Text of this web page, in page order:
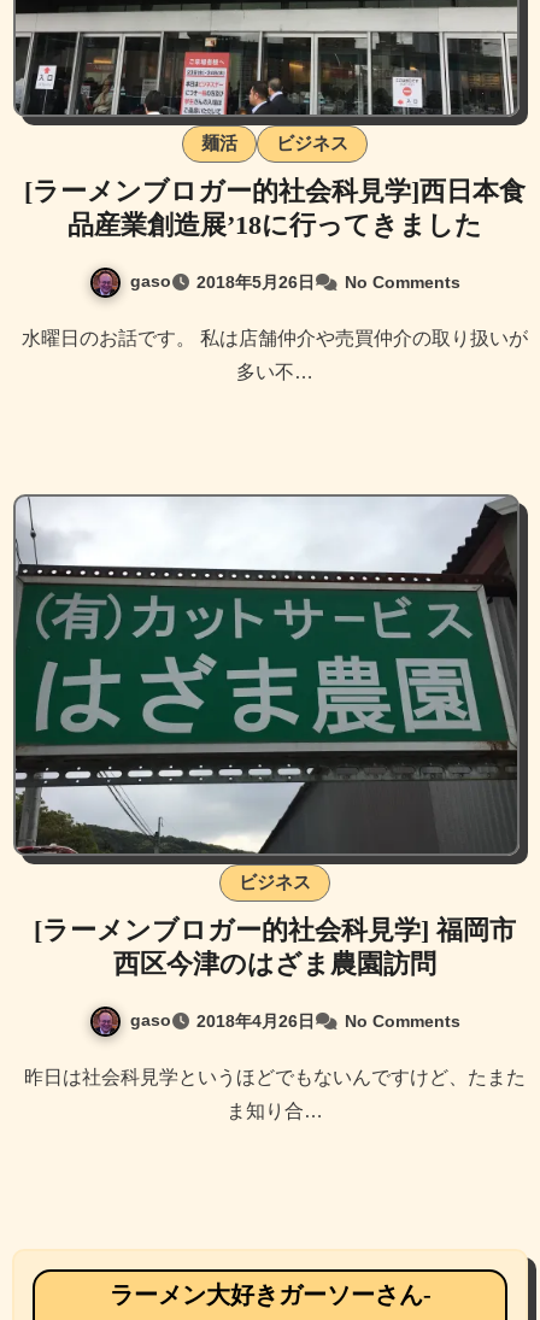
麺活 ビジネス
[ラーメンブロガー的社会科見学]西日本食
品産業創造展’18に行ってきました
gaso 2018年5月26日 No Comments
水曜日のお話です。 私は店舗仲介や売買仲介の取り扱いが
多い不…
ビジネス
[ラーメンブロガー的社会科見学] 福岡市
西区今津のはざま農園訪問
gaso 2018年4月26日 No Comments
昨日は社会科見学というほどでもないんですけど、たまた
ま知り合…
ラーメン大好きガーソーさん-